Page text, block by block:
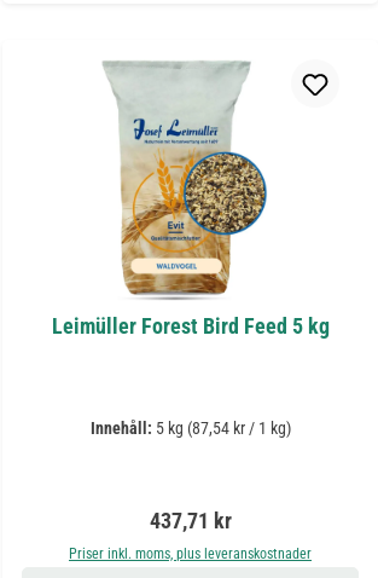
Leimüller Forest Bird Feed 5 kg
Innehåll: 5 kg (87,54 kr / 1 kg)
Ordinarie pris:
437,71 kr
Priser inkl. moms, plus leveranskostnader